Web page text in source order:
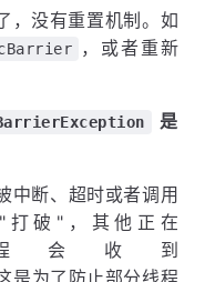
，没有重置机制。如
，或者重新
是
中断、超时或者调用
打破"，其他正在
会收到